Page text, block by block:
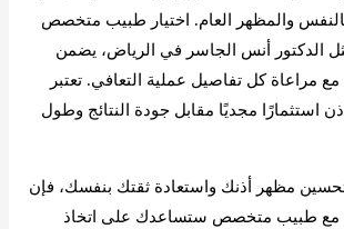
والمظهر العام. اختيار طبيب متخصص
الدكتور أنس الجاسر في الرياض، يضمن
مع مراعاة كل تفاصيل عملية التعافي. تعتبر
استثمارًا مجديًا مقابل جودة النتائج وطول
مظهر أذنك واستعادة ثقتك بنفسك، فإن
مع طبيب متخصص ستساعدك على اتخاذ